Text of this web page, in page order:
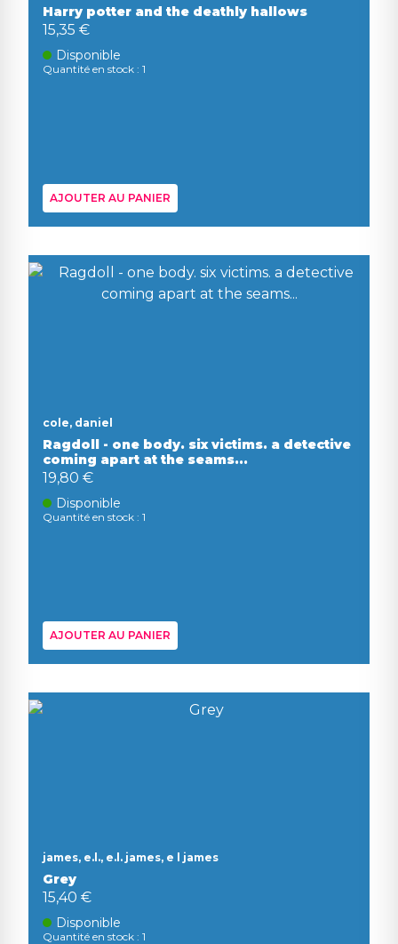
Harry potter and the deathly hallows
15,35 €
Disponible
Quantité en stock : 1
AJOUTER AU PANIER
cole, daniel
Ragdoll - one body. six victims. a detective
coming apart at the seams...
19,80 €
Disponible
Quantité en stock : 1
AJOUTER AU PANIER
james, e.l., e.l. james, e l james
Grey
15,40 €
Disponible
Quantité en stock : 1